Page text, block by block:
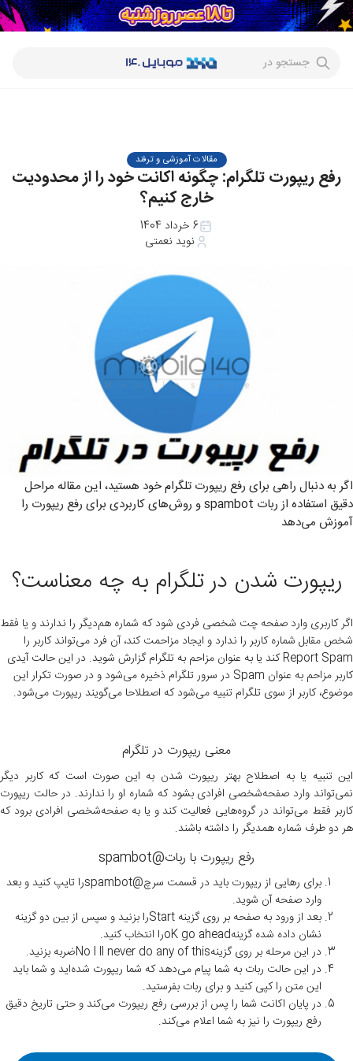
جستجو در
مقالات آموزشی و ترفند
رفع ریپورت تلگرام: چگونه اکانت خود را از محدودیت
خارج کنیم؟
6 خرداد 1404
نوید نعمتی
اگر به دنبال راهی برای رفع ریپورت تلگرام خود هستید، این مقاله مراحل
دقیق استفاده از ربات spambot و روش‌های کاربردی برای رفع ریپورت را
آموزش می‌دهد
ریپورت شدن در تلگرام به چه معناست؟
اگر کاربری وارد صفحه چت شخصی فردی شود که شماره هم‌دیگر را ندارند و یا فقط
شخص مقابل شماره کاربر را ندارد و ایجاد مزاحمت کند، آن فرد می‌تواند کاربر را
Report Spam کند یا به عنوان مزاحم به تلگرام گزارش شوید. در این حالت آیدی
کاربر مزاحم به عنوان Spam در سرور تلگرام ذخیره می‌شود و در صورت تکرار این
موضوع، کاربر از سوی تلگرام تنبیه می‌شود که اصطلاحا می‌گویند ریپورت می‌شود.
معنی ریپورت در تلگرام
این تنبیه یا به اصطلاح بهتر ریپورت شدن به این صورت است که کاربر دیگر
نمی‌تواند وارد صفحه‌شخصی افرادی بشود که شماره او را ندارند. در حالت ریپورت
کاربر فقط می‌تواند در گروه‌هایی فعالیت کند و یا به صفحه‌شخصی افرادی برود که
هر دو طرف شماره همدیگر را داشته باشند.
رفع ریپورت با ربات@spambot
برای رهایی از ریپورت باید در قسمت سرچ@spambotرا تایپ کنید و بعد
وارد صفحه آن شوید.
بعد از ورود به صفحه بر روی گزینه Startرا بزنید و سپس از بین دو گزینه
نشان داده شده گزینهoK go aheadرا انتخاب کنید.
در این مرحله بر روی گزینهNo l ll never do any of thisضربه بزنید.
در این حالت ربات به شما پیام می‌دهد که شما ریپورت شده‌اید و شما باید
این متن را کپی کنید و برای ربات بفرستید.
در پایان اکانت شما را پس از بررسی رفع ریپورت می‌کند و حتی تاریخ دقیق
رفع ریپورت را نیز به شما اعلام می‌کند.